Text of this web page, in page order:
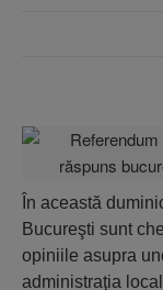
În această
Bucureşti sunt
opiniile asupra
administraţia